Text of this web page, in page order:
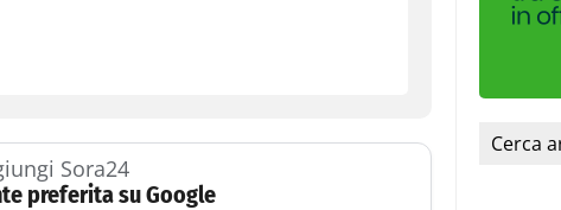
Sora24
preferita su Google